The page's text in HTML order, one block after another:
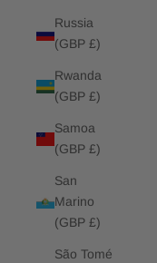
Russia
(GBP £)
Rwanda
(GBP £)
Samoa
(GBP £)
San
Marino
(GBP £)
São Tomé